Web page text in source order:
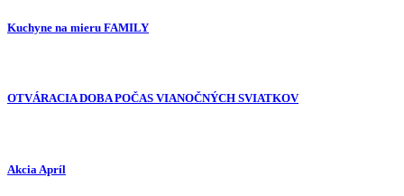
Kuchyne na mieru FAMILY
OTVÁRACIA DOBA POČAS VIANOČNÝCH SVIATKOV
Akcia Apríl